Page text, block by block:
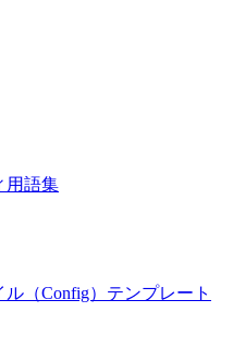
用語集
（Config）テンプレート